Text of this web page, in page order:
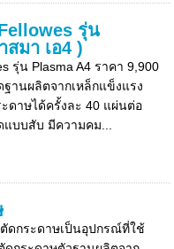
รุ่น
สมา เอ4 )
รุ่น Plasma A4 ราคา 9,900
านผลิตจากเหล็กแข็งแรง
ดาษได้ครั้งละ 40 แผ่นต่อ
บบสับ มีความคม...
ตัดกระดาษเป็นอุปกรณ์ที่ใช้